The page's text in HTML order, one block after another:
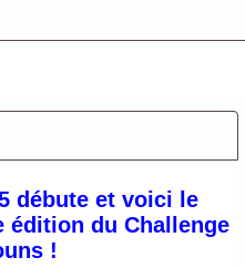
débute et voici le
édition du Challenge
!